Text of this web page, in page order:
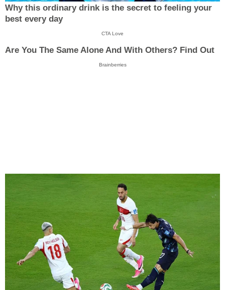
Why this ordinary drink is the secret to feeling your
best every day
CTA Love
Are You The Same Alone And With Others? Find Out
Brainberries